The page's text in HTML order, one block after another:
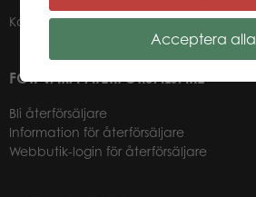
Kontakter
FÖR VÅRA ÅTERFÖRSÄLJARE
Bli återförsäljare
Information för återförsäljare
Webbutik-login för återförsäljare
Acceptera alla